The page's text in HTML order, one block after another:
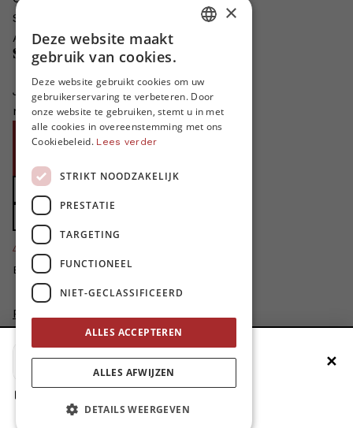
Schrijven voor MO*?
Adverteren in MO*
Steun MO*
Je helpt ons groeien. MO* bestaat
niet zonder jouw steun!
Doe een gift
Zet MO* in uw testament
4424
Bedankt voor jullie steun!
Privacybeleid
Disclaimer
AI Charter
Cookievoorkeuren aanpassen
site by
Voeg MO* toe aan je beginscherm ✕
1. Druk op de deelknop
2. Scrol naar beneden
ENGLISH
×
Deze website maakt
gebruik van cookies.
Deze website gebruikt cookies om uw
gebruikerservaring te verbeteren. Door
onze website te gebruiken, stemt u in met
alle cookies in overeenstemming met ons
Cookiebeleid. Lees verder
STRIKT NOODZAKELIJK
PRESTATIE
TARGETING
FUNCTIONEEL
NIET-GECLASSIFICEERD
ALLES ACCEPTEREN
ALLES AFWIJZEN
DETAILS WEERGEVEN